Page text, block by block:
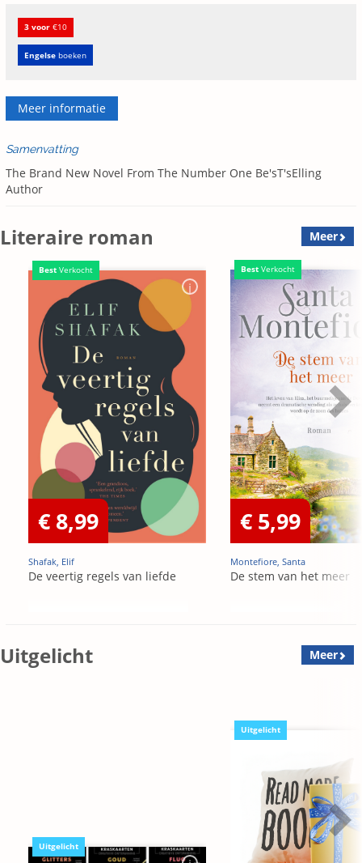
3 voor €10
Engelse boeken
Meer informatie
Samenvatting
The Brand New Novel From The Number One Be'sT'sElling
Author
Literaire roman Meer
Best Verkocht
€ 8,99
Shafak, Elif
De veertig regels van liefde
Best Verkocht
€ 5,99
Montefiore, Santa
De stem van het meer
Uitgelicht Meer
Uitgelicht
Uitgelicht